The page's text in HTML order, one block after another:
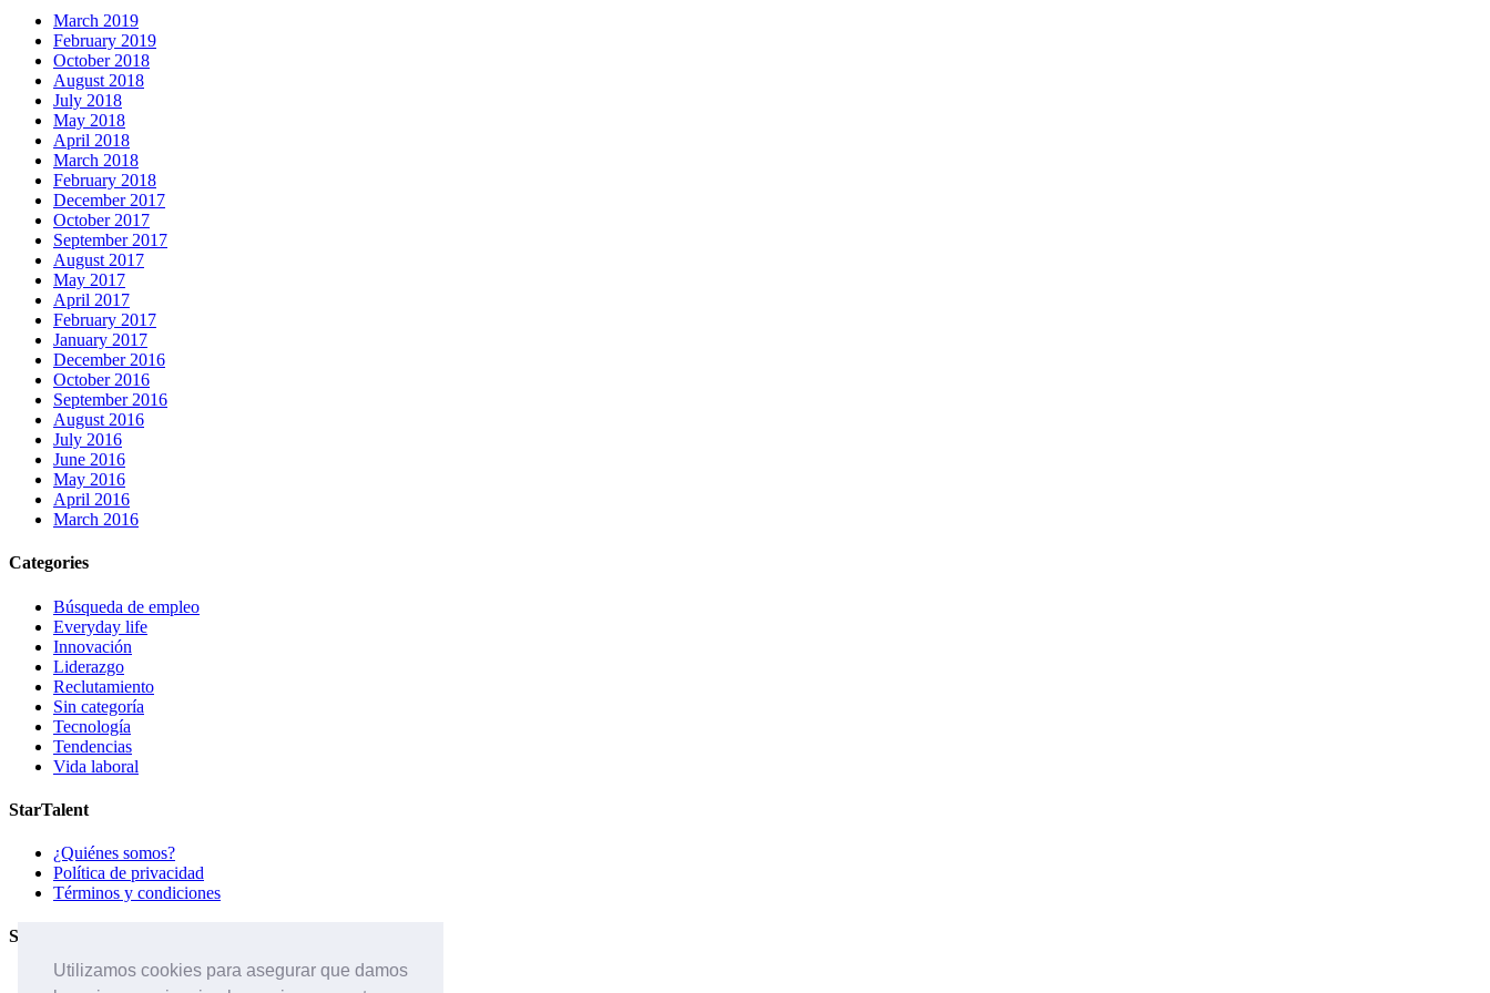
Utilizamos cookies para asegurar que damos
March 2019
February 2019
October 2018
August 2018
July 2018
May 2018
April 2018
March 2018
February 2018
December 2017
October 2017
September 2017
August 2017
May 2017
April 2017
February 2017
January 2017
December 2016
October 2016
September 2016
August 2016
July 2016
June 2016
May 2016
April 2016
March 2016
Categories
Búsqueda de empleo
Everyday life
Innovación
Liderazgo
Reclutamiento
Sin categoría
Tecnología
Tendencias
Vida laboral
StarTalent
¿Quiénes somos?
Política de privacidad
Términos y condiciones
Servicios
Páginas de carreras